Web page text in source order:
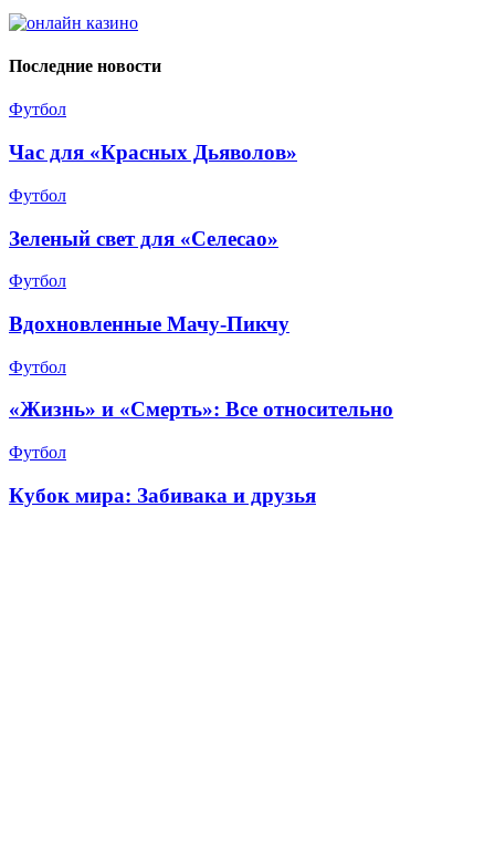
Последние новости
Футбол
Час для «Красных Дьяволов»
Футбол
Зеленый свет для «Селесао»
Футбол
Вдохновленные Мачу-Пикчу
Футбол
«Жизнь» и «Смерть»: Все относительно
Футбол
Кубок мира: Забивака и друзья